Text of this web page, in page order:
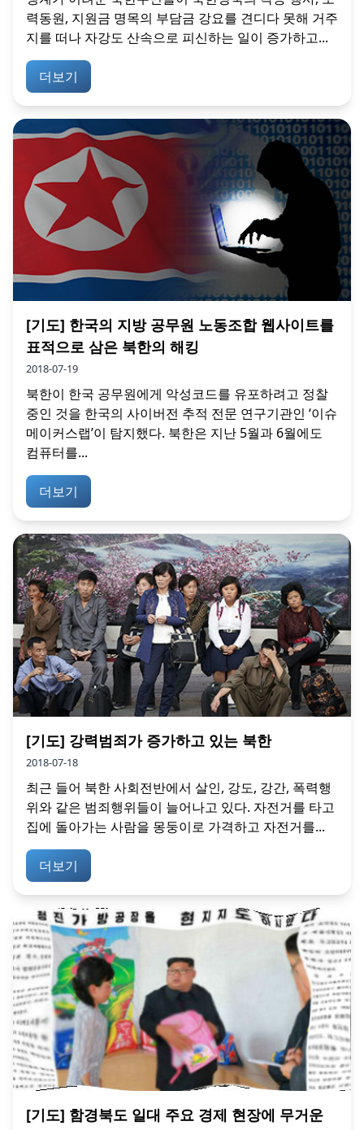
력동원, 지원금 명목의 부담금 강요를 견디다 못해 거주
지를 떠나 자강도 산속으로 피신하는 일이 증가하고...
더보기
[기도] 한국의 지방 공무원 노동조합 웹사이트를
표적으로 삼은 북한의 해킹
2018-07-19
북한이 한국 공무원에게 악성코드를 유포하려고 정찰
중인 것을 한국의 사이버전 추적 전문 연구기관인 ‘이슈
메이커스랩’이 탐지했다. 북한은 지난 5월과 6월에도
컴퓨터를...
더보기
[기도] 강력범죄가 증가하고 있는 북한
2018-07-18
최근 들어 북한 사회전반에서 살인, 강도, 강간, 폭력행
위와 같은 범죄행위들이 늘어나고 있다. 자전거를 타고
집에 돌아가는 사람을 몽둥이로 가격하고 자전거를...
더보기
[기도] 함경북도 일대 주요 경제 현장에 무거운